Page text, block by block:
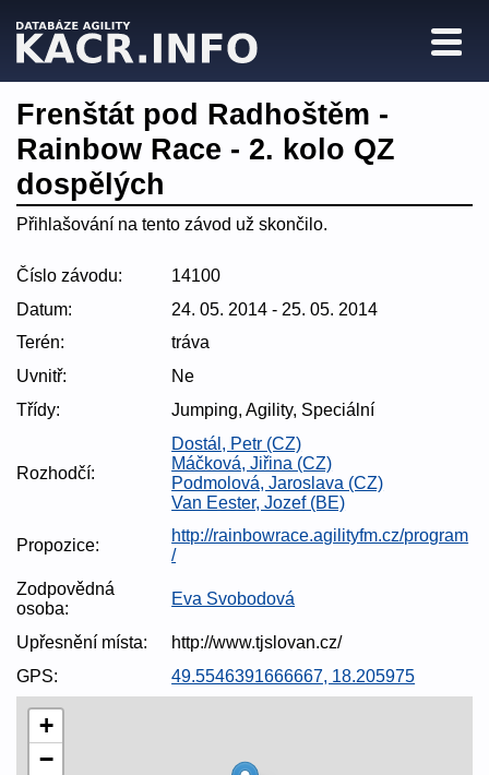
Frenštát pod Radhoštěm -
Rainbow Race - 2. kolo QZ
dospělých
Přihlašování na tento závod už skončilo.
Číslo závodu:
14100
Datum:
24. 05. 2014 - 25. 05. 2014
Terén:
tráva
Uvnitř:
Ne
Třídy:
Jumping, Agility, Speciální
Rozhodčí:
Dostál, Petr (CZ)
Máčková, Jiřina (CZ)
Podmolová, Jaroslava (CZ)
Van Eester, Jozef (BE)
Propozice:
http://rainbowrace.agilityfm.cz/program
/
Zodpovědná
osoba:
Eva Svobodová
Upřesnění místa:
http://www.tjslovan.cz/
GPS:
49.5546391666667, 18.205975
+
−